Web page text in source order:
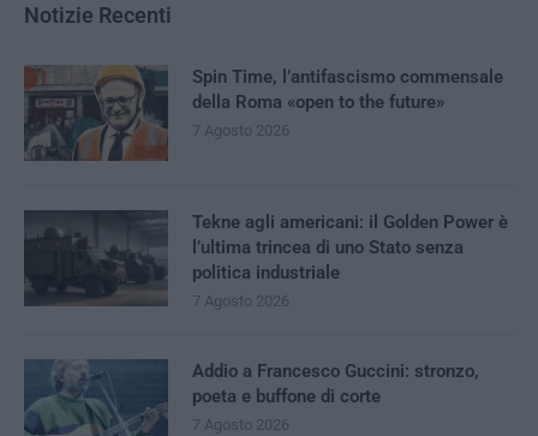
Notizie Recenti
Spin Time, l’antifascismo commensale
della Roma «open to the future»
7 Agosto 2026
Tekne agli americani: il Golden Power è
l’ultima trincea di uno Stato senza
politica industriale
7 Agosto 2026
Addio a Francesco Guccini: stronzo,
poeta e buffone di corte
7 Agosto 2026